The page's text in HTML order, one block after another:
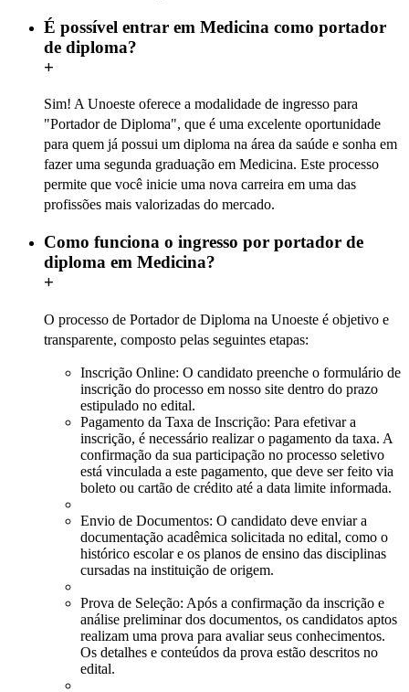
É possível entrar em Medicina como portador
de diploma?
+
Sim! A Unoeste oferece a modalidade de ingresso para
"Portador de Diploma", que é uma excelente oportunidade
para quem já possui um diploma na área da saúde e sonha em
fazer uma segunda graduação em Medicina. Este processo
permite que você inicie uma nova carreira em uma das
profissões mais valorizadas do mercado.
Como funciona o ingresso por portador de
diploma em Medicina?
+
O processo de Portador de Diploma na Unoeste é objetivo e
transparente, composto pelas seguintes etapas:
Inscrição Online: O candidato preenche o formulário de
inscrição do processo em nosso site dentro do prazo
estipulado no edital.
Pagamento da Taxa de Inscrição: Para efetivar a
inscrição, é necessário realizar o pagamento da taxa. A
confirmação da sua participação no processo seletivo
está vinculada a este pagamento, que deve ser feito via
boleto ou cartão de crédito até a data limite informada.
Envio de Documentos: O candidato deve enviar a
documentação acadêmica solicitada no edital, como o
histórico escolar e os planos de ensino das disciplinas
cursadas na instituição de origem.
Prova de Seleção: Após a confirmação da inscrição e
análise preliminar dos documentos, os candidatos aptos
realizam uma prova para avaliar seus conhecimentos.
Os detalhes e conteúdos da prova estão descritos no
edital.